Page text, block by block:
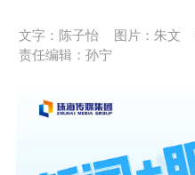
文字：陈子怡 图片：朱文
责任编辑：孙宁